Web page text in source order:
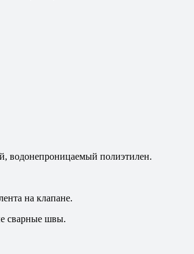
водонепроницаемый полиэтилен.
на клапане.
сварные швы.